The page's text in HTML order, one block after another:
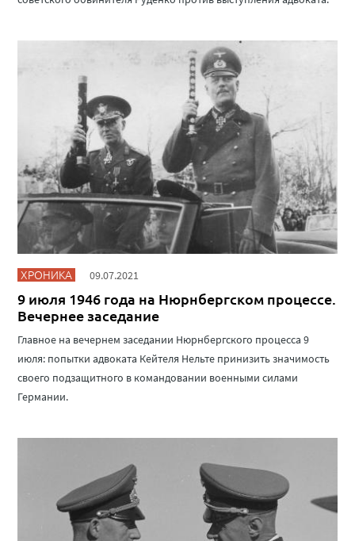
ХРОНИКА 09.07.2021
9 июля 1946 года на Нюрнбергском процессе.
Вечернее заседание
Главное на вечернем заседании Нюрнбергского процесса 9
июля: попытки адвоката Кейтеля Нельте принизить значимость
своего подзащитного в командовании военными силами
Германии.